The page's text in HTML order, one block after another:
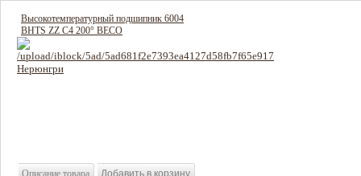
Высокотемпературный подшипник 6004
BHTS ZZ C4 200° BECO
Описание товара